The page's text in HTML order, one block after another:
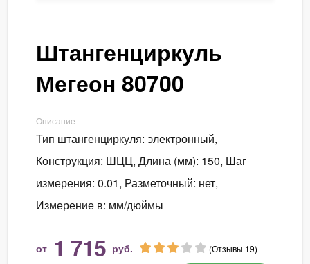
Штангенциркуль
Мегеон 80700
Описание
Тип штангенциркуля: электронный,
Конструкция: ШЦЦ, Длина (мм): 150, Шаг
измерения: 0.01, Разметочный: нет,
Измерение в: мм/дюймы
от 1 715 руб. (Отзывы 19)